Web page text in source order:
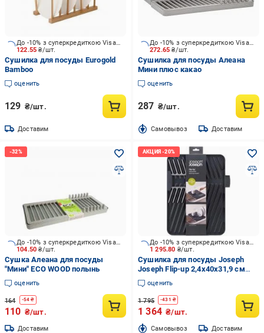
122.55₴/шт.
До -10% з суперкредиткою Visa Вигода
Сушилка для посуды Eurogold
Bamboo
оценить
129 ₴/шт.
Доставим
272.65₴/шт.
До -10% з суперкредиткою Visa Вигода
Сушилка для посуды Алеана
Мини плюс какао
оценить
287 ₴/шт.
Cамовывоз Доставим
104.50₴/шт.
До -10% з суперкредиткою Visa Вигода
Сушка Алеана для посуды
"Мини" ECO WOOD полынь
оценить
164 -54 ₴
110 ₴/шт.
Доставим
1 295.80 ₴/шт.
До -10% з суперкредиткою Visa Вигода
Сушилка для посуды Joseph
Joseph Flip-up 2,4x40x31,9 см
серая 1000759
оценить
1 795 -431 ₴
1 364 ₴/шт.
Cамовывоз Доставим